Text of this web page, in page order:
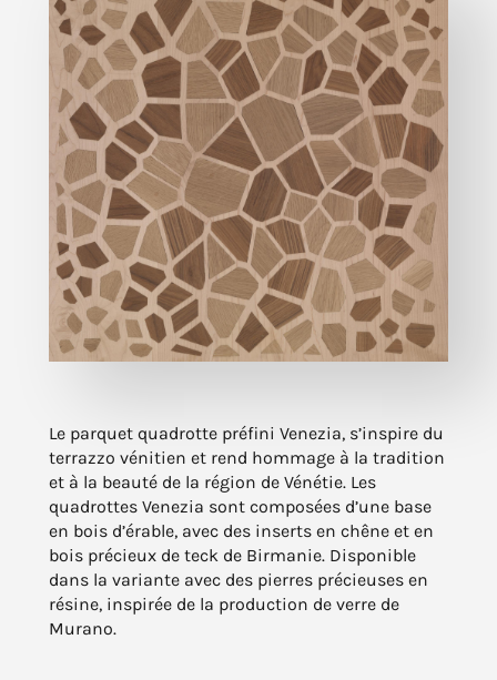
Le parquet quadrotte préfini Venezia, s’inspire du
terrazzo vénitien et rend hommage à la tradition
et à la beauté de la région de Vénétie. Les
quadrottes Venezia sont composées d’une base
en bois d’érable, avec des inserts en chêne et en
bois précieux de teck de Birmanie. Disponible
dans la variante avec des pierres précieuses en
résine, inspirée de la production de verre de
Murano.